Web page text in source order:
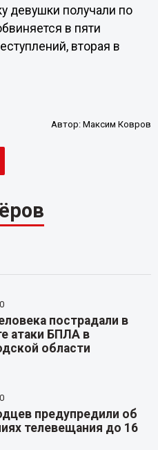
девушки получали по
в пяти
вторая в
Автор:Максим Ковров
пострадали в
атаки БПЛА в
области
предупредили об
телевещания до 16